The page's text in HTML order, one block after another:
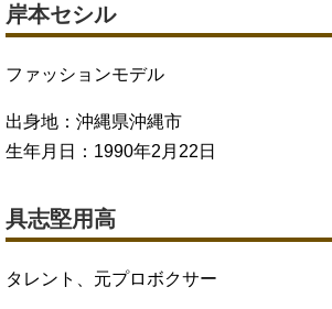
岸本セシル
ファッションモデル
出身地：沖縄県沖縄市
生年月日：1990年2月22日
具志堅用高
タレント、元プロボクサー